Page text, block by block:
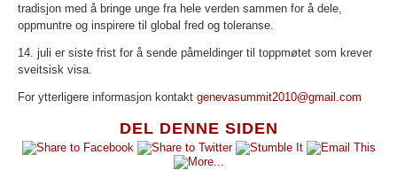
DEL DENNE SIDEN
tradisjon med å bringe unge fra hele verden sammen for å dele,
oppmuntre og inspirere til global fred og toleranse.
14. juli er siste frist for å sende påmeldinger til toppmøtet som krever
sveitsisk visa.
For ytterligere informasjon kontakt genevasummit2010@gmail.com